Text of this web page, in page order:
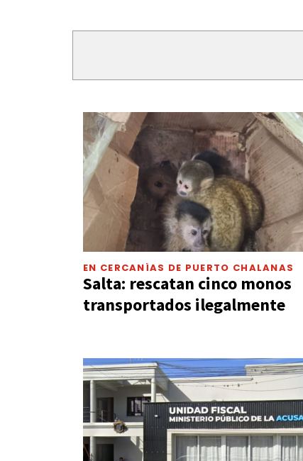
EN CERCANÍAS DE PUERTO CHALANAS
Salta: rescatan cinco monos
transportados ilegalmente